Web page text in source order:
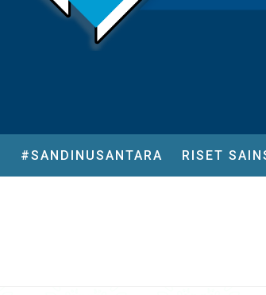
#SANDINUSANTARA RISET